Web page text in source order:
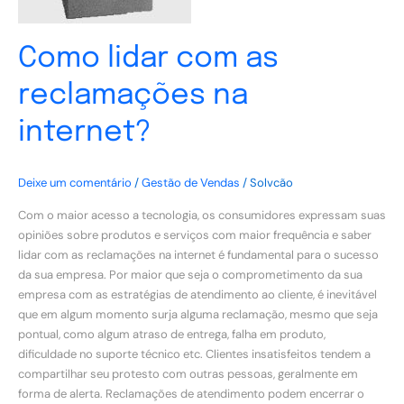
Como lidar com as
reclamações na
internet?
Deixe um comentário /Gestão de Vendas /Solvcão
Com o maior acesso a tecnologia, os consumidores expressam suas
opiniões sobre produtos e serviços com maior frequência e saber
lidar com as reclamações na internet é fundamental para o sucesso
da sua empresa. Por maior que seja o comprometimento da sua
empresa com as estratégias de atendimento ao cliente, é inevitável
que em algum momento surja alguma reclamação, mesmo que seja
pontual, como algum atraso de entrega, falha em produto,
dificuldade no suporte técnico etc. Clientes insatisfeitos tendem a
compartilhar seu protesto com outras pessoas, geralmente em
forma de alerta. Reclamações de atendimento podem encerrar o